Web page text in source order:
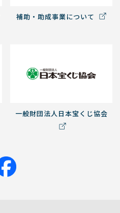
補助・助成事業について
一般財団法人日本宝くじ協会